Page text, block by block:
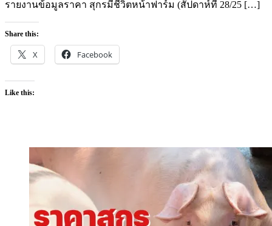
รายงานข้อมูลราคา สุกรมีชีวิตหน้าฟาร์ม (สัปดาห์ที่ 28/25 […]
Share this:
X Facebook
Like this: